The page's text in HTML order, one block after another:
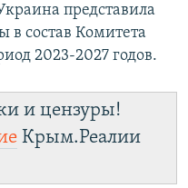
представила
в состав Комитета
2023-2027 годов.
и цензуры!
Крым.Реалии